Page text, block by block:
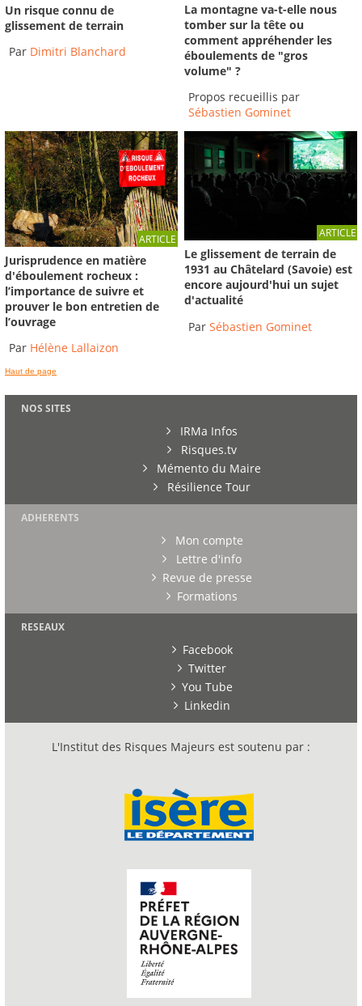
Un risque connu de
glissement de terrain
Par Dimitri Blanchard
La montagne va-t-elle nous
tomber sur la tête ou
comment appréhender les
éboulements de "gros
volume" ?
Propos recueillis par
Sébastien Gominet
ARTICLE
Jurisprudence en matière
d'éboulement rocheux :
l’importance de suivre et
prouver le bon entretien de
l’ouvrage
Par Hélène Lallaizon
ARTICLE
Le glissement de terrain de
1931 au Châtelard (Savoie) est
encore aujourd'hui un sujet
d'actualité
ParSébastien Gominet
Haut de page
NOS SITES
IRMa Infos
Risques.tv
Mémento du Maire
Résilience Tour
ADHERENTS
Mon compte
Lettre d'info
Revue de presse
Formations
RESEAUX
Facebook
Twitter
You Tube
Linkedin
L'Institut des Risques Majeurs est soutenu par :